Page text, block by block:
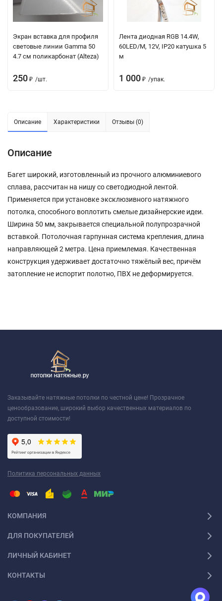
Экран вставка для профиля
световые линии Gamma 50
4.7 см поликарбонат (Alteza)
250 ₽ /шт.
Лента диодная RGB 14.4W,
60LED/M, 12V, IP20 катушка 5
м
1 000 ₽ /упак.
Описание Характеристики Отзывы (0)
Описание
Багет широкий, изготовленный из прочного алюминиевого
сплава, рассчитан на нишу со светодиодной лентой.
Применяется при установке эксклюзивного натяжного
потолка, способного воплотить смелые дизайнерские идеи.
Ширина 50 мм, закрывается специальной полупрозрачной
вставкой. Потолочная гарпунная система крепления, длина
направляющей 2 метра. Цена приемлемая. Качественная
конструкция удерживает достаточно тяжёлый вес, причём
затопление не испортит полотно, ПВХ не деформируется.
Заказывайте натяжные потолки по честной цене! Прозрачное
ценообразование, широкий выбор качественных материалов по
доступной стоимости!
Политика персональных данных
КОМПАНИЯ
ДЛЯ ПОКУПАТЕЛЕЙ
ЛИЧНЫЙ КАБИНЕТ
КОНТАКТЫ